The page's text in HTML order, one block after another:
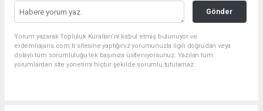
Gönder
Yorum yazarak Topluluk Kuralları’nı kabul etmiş bulunuyor ve
erdemliajans.com.tr sitesine yaptığınız yorumunuzla ilgili doğrudan veya
dolaylı tüm sorumluluğu tek başınıza üstleniyorsunuz. Yazılan tüm
yorumlardan site yönetimi hiçbir şekilde sorumlu tutulamaz.